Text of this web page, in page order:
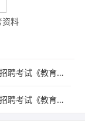
资料
2019年4月14日福建省中小学教师招聘考试《教育综合知识》试题及解析(单选题)
2019年4月14日福建省中小学教师招聘考试《教育综合知识》试题及解析